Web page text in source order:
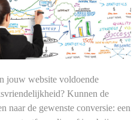
jouw website voldoende
Kunnen de
naar de gewenste conversie: een